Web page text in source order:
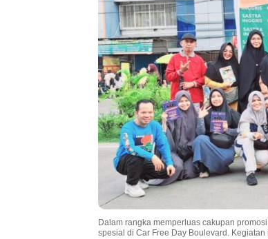
Dalam rangka memperluas cakupan
spesial di Car Free Day Boulevard.